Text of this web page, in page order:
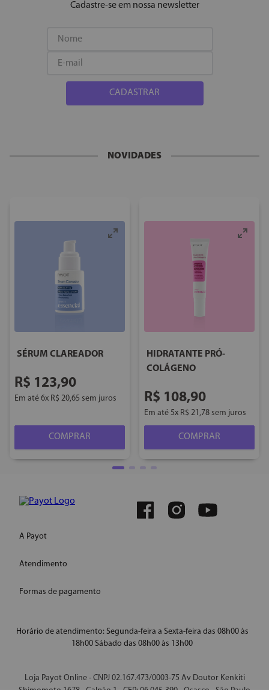
Cadastre-se em nossa newsletter
CADASTRAR
NOVIDADES
SÉRUM CLAREADOR
R$ 123,90
Em até 6x R$ 20,65 sem juros
COMPRAR
HIDRATANTE PRÓ-
COLÁGENO
R$ 108,90
Em até 5x R$ 21,78 sem juros
COMPRAR
A Payot
Quem somos
Atendimento
WhatsApp
Formas de pagamento
Horário de atendimento: Segunda-feira a Sexta-feira das 08h00 às
18h00 Sábado das 08h00 às 13h00
Loja Payot Online - CNPJ 02.167.473/0003-75 Av Doutor Kenkiti